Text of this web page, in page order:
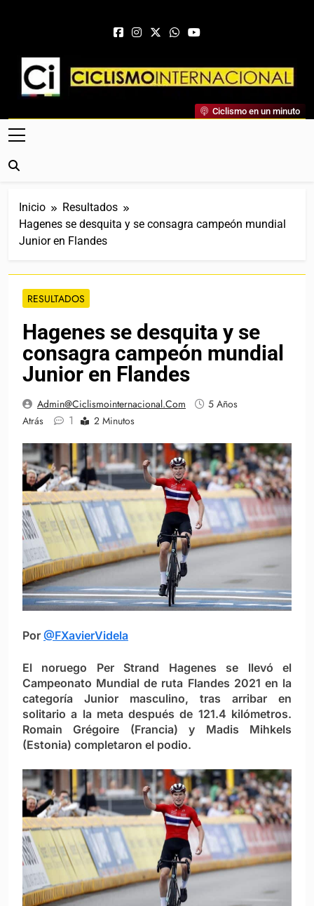
Ciclismo Internacional
Web Dedicada Al Ciclismo Mundial. Entrevistas, Análisis,
Crónicas, Previas Y Más. La Web Ciclista De Referencia.
Ciclismo en un minuto
Inicio
Resultados
Hagenes se desquita y se consagra campeón mundial
Junior en Flandes
RESULTADOS
Hagenes se desquita y se
consagra campeón mundial
Junior en Flandes
Admin@ciclismointernacional.com
5 Años
Atrás
1 2 Minutos
Por @FXavierVidela
El noruego Per Strand Hagenes se llevó el
Campeonato Mundial de ruta Flandes 2021 en la
categoría Junior masculino, tras arribar en
solitario a la meta después de 121.4 kilómetros.
Romain Grégoire (Francia) y Madis Mihkels
(Estonia) completaron el podio.